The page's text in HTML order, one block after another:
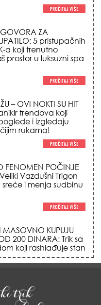
ZA
a koji trenutno
prostor u luksuzni spa
– OVI NOKTI SU HIT
i izgledaju
rukama!
FENOMEN POČINJE
i menja sudbinu
MASOVNO KUPUJU
koji rashlađuje stan
(BEZ KLIME)!
kosa raste kao iz
novu ljubav!